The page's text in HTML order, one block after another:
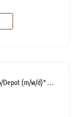
Sachbearbeiter Konto/Depot (m/w/d)* Schwerpunkt Legitimationsprüfung (GWG) im Rahmen von KYC